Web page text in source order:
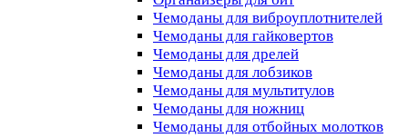
Чемоданы для виброуплотнителей
Чемоданы для гайковертов
Чемоданы для дрелей
Чемоданы для лобзиков
Чемоданы для мультитулов
Чемоданы для ножниц
Чемоданы для отбойных молотков